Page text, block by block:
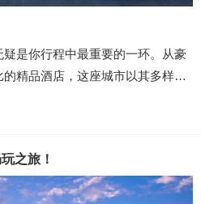
是你行程中最重要的一环。从豪
精品酒店，这座城市以其多样…
之旅！